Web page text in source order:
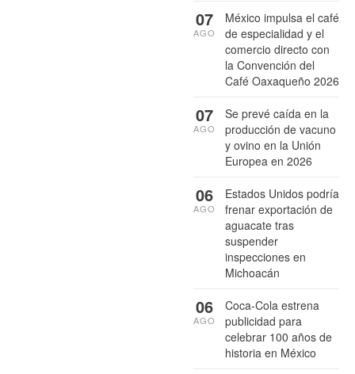
México impulsa el café
de especialidad y el
comercio directo con
la Convención del
Café Oaxaqueño 2026
07
AGO
Se prevé caída en la
producción de vacuno
y ovino en la Unión
Europea en 2026
07
AGO
Estados Unidos podría
frenar exportación de
aguacate tras
suspender
inspecciones en
Michoacán
06
AGO
Coca-Cola estrena
publicidad para
celebrar 100 años de
historia en México
06
AGO